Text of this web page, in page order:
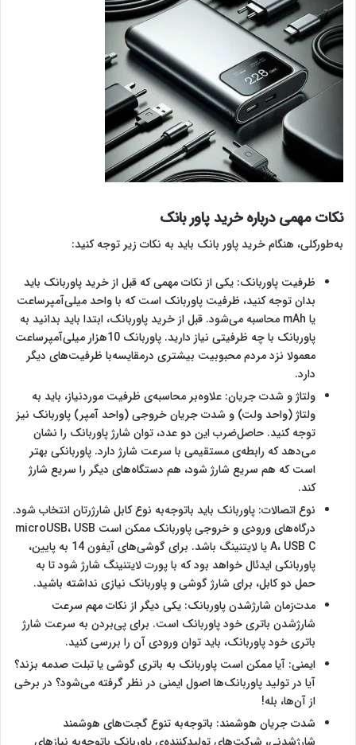
نکات مهمی درباره خرید پاور بانک
به‌طور‌کلی، هنگام خرید پاور بانک باید به نکات زیر توجه کنید:
ظرفیت پاوربانک: یکی از نکات مهمی که قبل از خرید پاوربانک باید
بدان توجه کنید، ظرفیت پاوربانک است که با واحد میلی‌آمپرساعت
یا mAh محاسبه می‌شود. قبل از خرید پاوربانک، ابتدا باید بدانید به
پاوربانک با چه ظرفیتی نیاز دارید. پاوربانک 10هزار میلی‌آمپرساعت
معمولا نزد مردم محبوبیت بیشتری درمقایسه‌با ظرفیت‌های دیگر
دارد.
ولتاژ و شدت جریان: علاوه‌بر محاسبه‌ی ظرفیت مورد‌نیاز، باید به
ولتاژ (واحد ولت) و شدت جریان خروجی (واحد آمپر) پاوربانک نیز
توجه کنید. حاصل‌ضرب این دو عدد، توان شارژ پاوربانک را نشان
می‌دهد که رابطه‌ی مستقیمی با سرعت شارژ دارد. پاوربانکی بهتر
است که هم سریع شارژ شود، هم دستگاه‌های دیگر را سریع شارژ
کند.
نوع اتصالات: پاوربانک باید با‌توجه‌به نوع کابل شارژرتان انتخاب شود.
درگاه‌های ورودی و خروجی پاوربانک ممکن است microUSB، USB
A، USB C یا لایتنینگ باشد. برای گوشی‌های آیفون 14 به پایین،
پاوربانکی ایدئال خواهد بود که با پورت لایتنینگ شارژ شود تا به
حمل دو کابل، برای شارژ گوشی و پاوربانک نیازی نداشته باشید.
مدت‌زمان شارژ‌شدن پاوربانک: یکی دیگر از نکات مهم سرعت
شارژ‌شدن باتری خود پاوربانک است. برای پی‌بردن به سرعت شارژ
باتری خود پاوربانک، باید توان ورودی آن‌ را بررسی کنید.
ایمنی: آیا ممکن است پاوربانک به باتری گوشی یا تبلت صدمه بزند؟
آیا در تولید پاوربانک‌ها اصول ایمنی در نظر گرفته می‌شود؟ در برخی
از آن‌ها، بله!
شدت جریان هوشمند: با‌توجه‌به تنوع گجت‌های هوشمند